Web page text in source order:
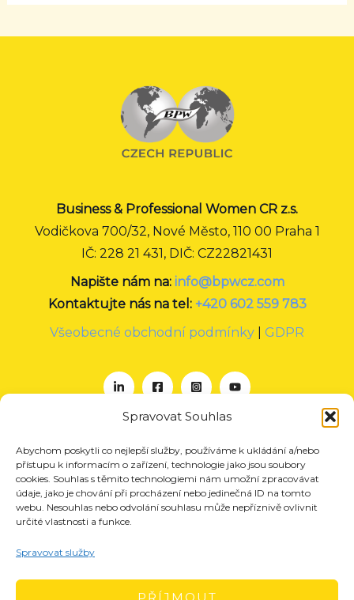
Spravovat Souhlas
Abychom poskytli co nejlepší služby, používáme k ukládání a/nebo
přístupu k informacím o zařízení, technologie jako jsou soubory
cookies. Souhlas s těmito technologiemi nám umožní zpracovávat
údaje, jako je chování při procházení nebo jedinečná ID na tomto
webu. Nesouhlas nebo odvolání souhlasu může nepříznivě ovlivnit
určité vlastnosti a funkce.
Spravovat služby
PŘÍJMOUT
Business & Professional Women CR z.s.
Vodičkova 700/32, Nové Město, 110 00 Praha 1
IČ: 228 21 431, DIČ: CZ22821431
Napište nám na: info@bpwcz.com
Kontaktujte nás na tel: +420 602 559 783
Všeobecné obchodní podmínky
GDPR
O nás
Projekty
Členství
Kontakt